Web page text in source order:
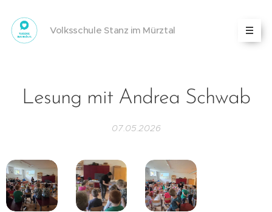
Volksschule Stanz im Mürztal
Lesung mit Andrea Schwab
07.05.2026